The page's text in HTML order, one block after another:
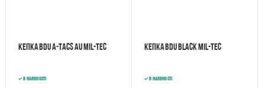
Кепка BDU A-Tacs AU Mil-tec
В наявності
Кепка BDU Black Mil-tec
В наявності